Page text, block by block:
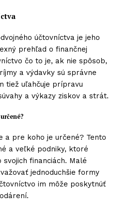
účtovníctva je jeho
prehľad o finančnej
čo to je, ak nie spôsob,
a výdavky sú správne
tiež uľahčuje prípravu
a výkazy ziskov a strát.
a pre koho je určené? Tento
a veľké podniky, ktoré
financiách. Malé
jednoduchšie formy
im môže poskytnúť